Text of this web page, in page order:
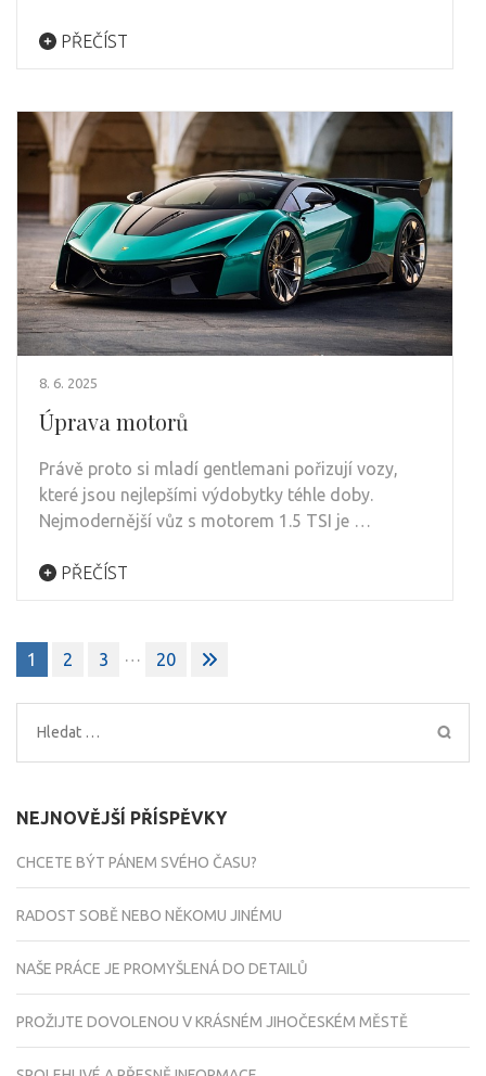
PŘEČÍST
8. 6. 2025
Úprava motorů
Právě proto si mladí gentlemani pořizují vozy,
které jsou nejlepšími výdobytky téhle doby.
Nejmodernější vůz s motorem 1.5 TSI je …
PŘEČÍST
Stránkování
příspěvků
1 2 3 … 20
Vyhledávání
NEJNOVĚJŠÍ PŘÍSPĚVKY
CHCETE BÝT PÁNEM SVÉHO ČASU?
RADOST SOBĚ NEBO NĚKOMU JINÉMU
NAŠE PRÁCE JE PROMYŠLENÁ DO DETAILŮ
PROŽIJTE DOVOLENOU V KRÁSNÉM JIHOČESKÉM MĚSTĚ